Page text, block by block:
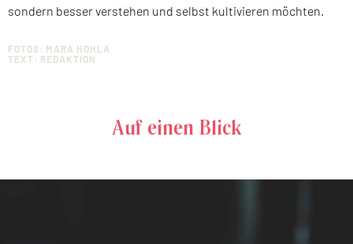
sondern besser verstehen und selbst kultivieren möchten.
FOTOS: MARA HOHLA
TEXT: REDAKTION
Auf einen Blick